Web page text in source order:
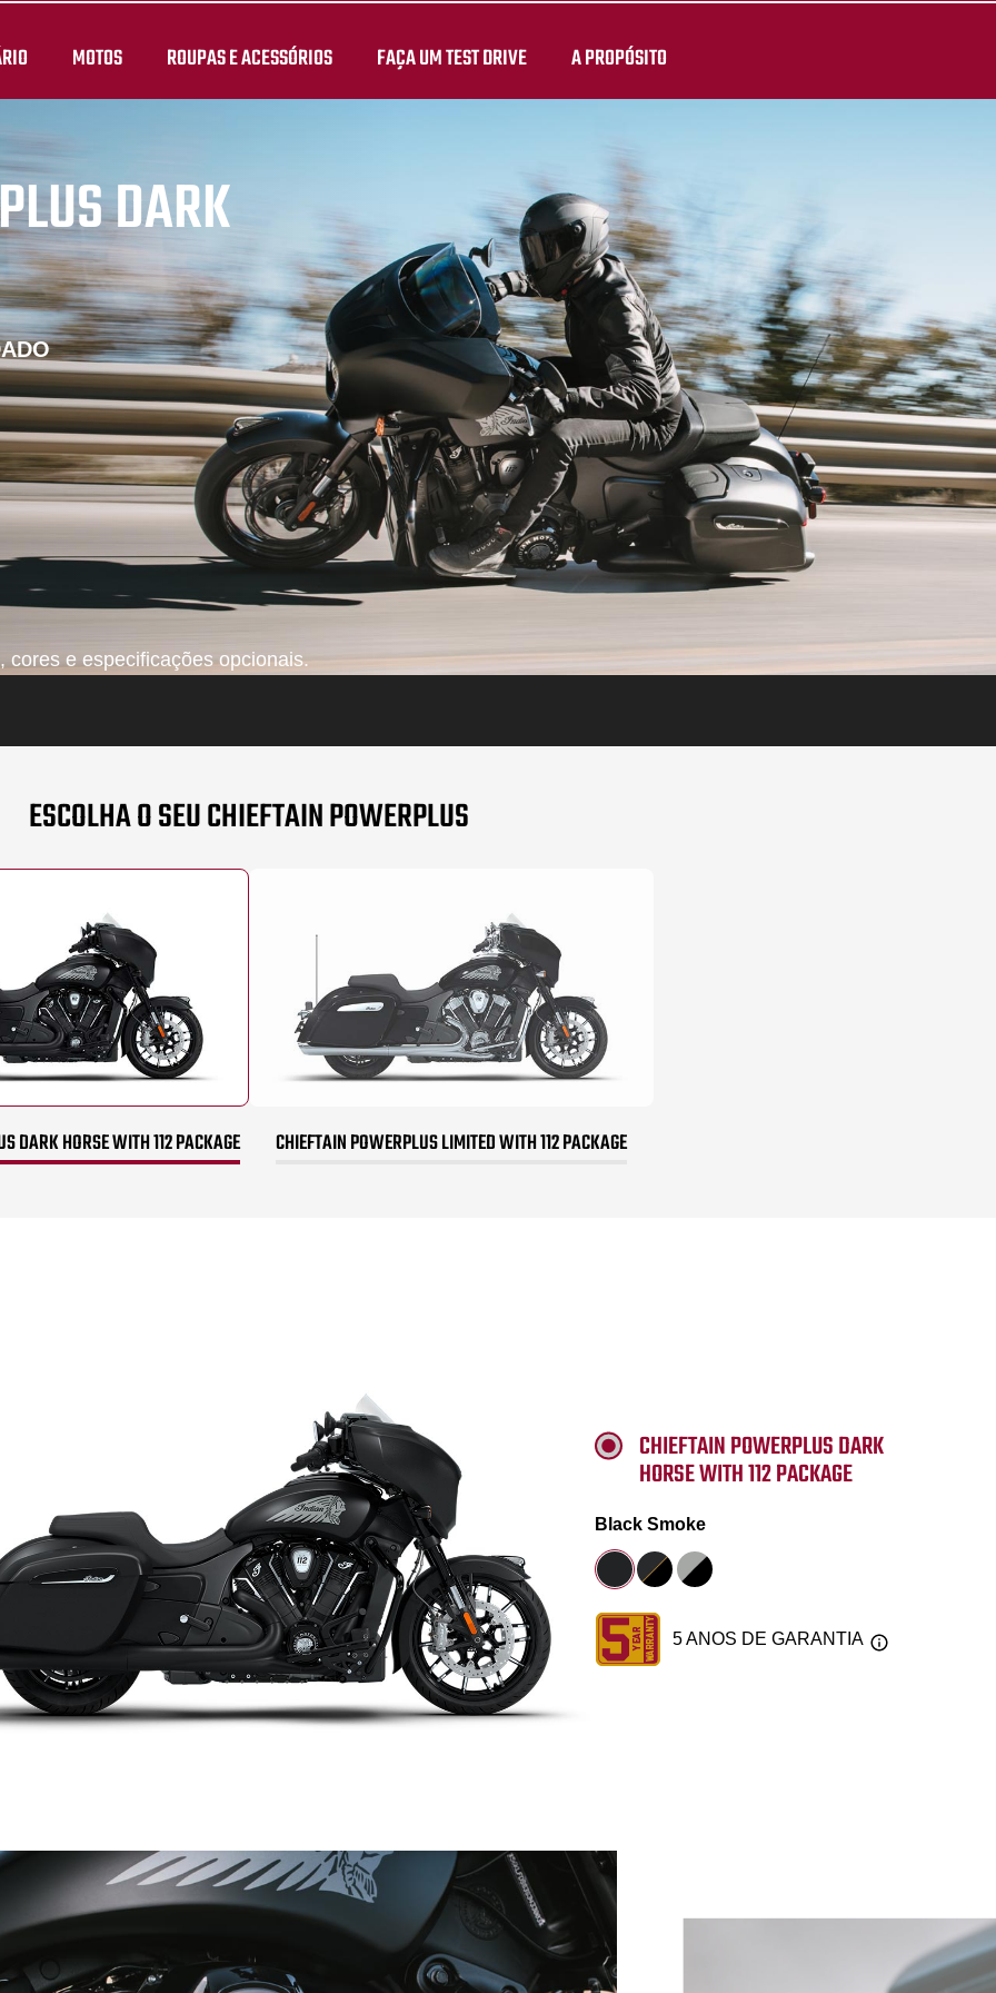
MOTOS ROUPAS E ACESSÓRIOS FAÇA UM TEST DRIVE A PROPÓSITO
DARK
e especificações opcionais.
ESCOLHA O SEU CHIEFTAIN POWERPLUS
DARK HORSE WITH 112 PACKAGE CHIEFTAIN POWERPLUS LIMITED WITH 112 PACKAGE
CHIEFTAIN POWERPLUS DARK
HORSE WITH 112 PACKAGE
Black Smoke
5 ANOS DE GARANTIA